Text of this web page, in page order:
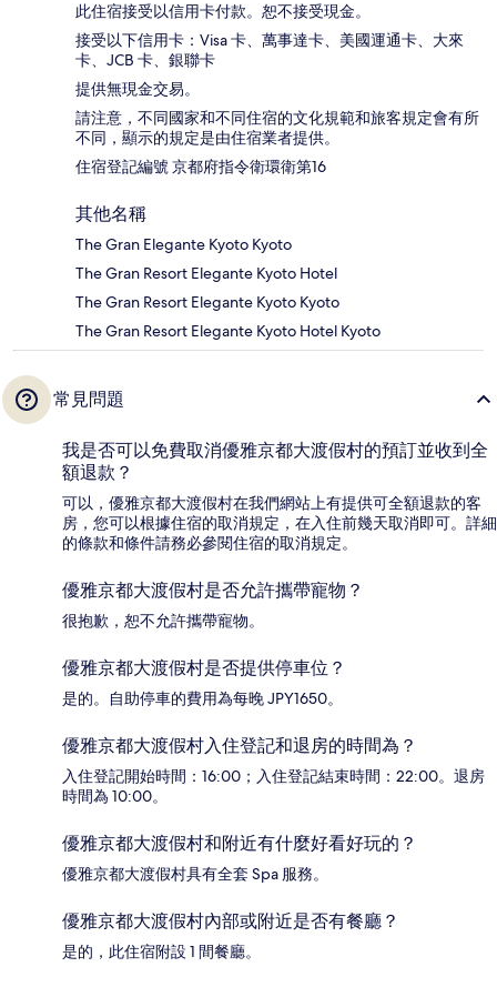
此住宿接受以信用卡付款。恕不接受現金。
接受以下信用卡：Visa 卡、萬事達卡、美國運通卡、大來
卡、JCB 卡、銀聯卡
提供無現金交易。
請注意，不同國家和不同住宿的文化規範和旅客規定會有所
不同，顯示的規定是由住宿業者提供。
住宿登記編號 京都府指令衛環衛第16
其他名稱
The Gran Elegante Kyoto Kyoto
The Gran Resort Elegante Kyoto Hotel
The Gran Resort Elegante Kyoto Kyoto
The Gran Resort Elegante Kyoto Hotel Kyoto
常見問題
我是否可以免費取消優雅京都大渡假村的預訂並收到全
額退款？
可以，優雅京都大渡假村在我們網站上有提供可全額退款的客
房，您可以根據住宿的取消規定，在入住前幾天取消即可。詳細
的條款和條件請務必參閱住宿的取消規定。
優雅京都大渡假村是否允許攜帶寵物？
很抱歉，恕不允許攜帶寵物。
優雅京都大渡假村是否提供停車位？
是的。自助停車的費用為每晚 JPY1650。
優雅京都大渡假村入住登記和退房的時間為？
入住登記開始時間：16:00；入住登記結束時間：22:00。退房
時間為 10:00。
優雅京都大渡假村和附近有什麼好看好玩的？
優雅京都大渡假村具有全套 Spa 服務。
優雅京都大渡假村內部或附近是否有餐廳？
是的，此住宿附設 1 間餐廳。